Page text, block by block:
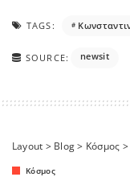
TAGS:
SOURCE: newsit
Layout > Blog> Κόσμος
Κόσμος